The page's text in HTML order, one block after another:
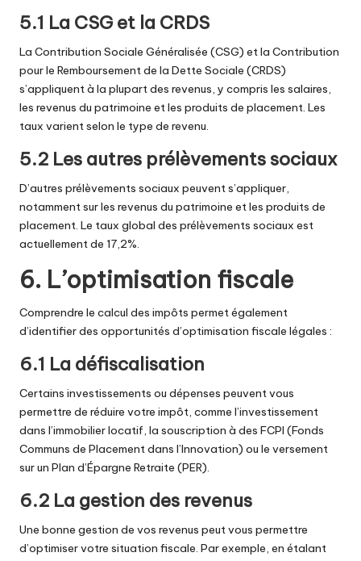
5.1 La CSG et la CRDS
La Contribution Sociale Généralisée (CSG) et la Contribution
pour le Remboursement de la Dette Sociale (CRDS)
s’appliquent à la plupart des revenus, y compris les salaires,
les revenus du patrimoine et les produits de placement. Les
taux varient selon le type de revenu.
5.2 Les autres prélèvements sociaux
D’autres prélèvements sociaux peuvent s’appliquer,
notamment sur les revenus du patrimoine et les produits de
placement. Le taux global des prélèvements sociaux est
actuellement de 17,2%.
6. L’optimisation fiscale
Comprendre le calcul des impôts permet également
d’identifier des opportunités d’optimisation fiscale légales :
6.1 La défiscalisation
Certains investissements ou dépenses peuvent vous
permettre de réduire votre impôt, comme l’investissement
dans l’immobilier locatif, la souscription à des FCPI (Fonds
Communs de Placement dans l’Innovation) ou le versement
sur un Plan d’Épargne Retraite (PER).
6.2 La gestion des revenus
Une bonne gestion de vos revenus peut vous permettre
d’optimiser votre situation fiscale. Par exemple, en étalant